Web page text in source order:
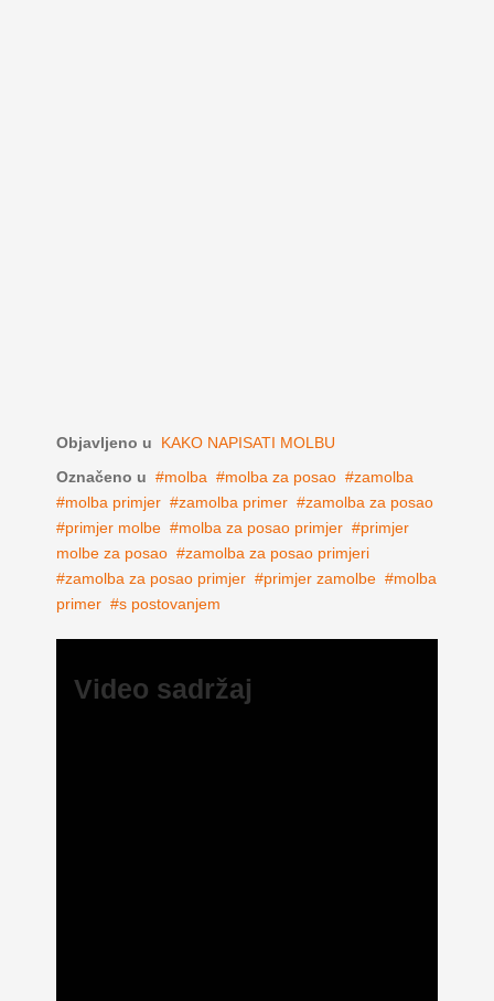
Objavljeno u
KAKO NAPISATI MOLBU
Označeno u
molba molba za posao
zamolba
molba primjer
zamolba primer
zamolba za posao
primjer molbe
molba za posao primjer
primjer
molbe za posao
zamolba za posao primjeri
zamolba za posao primjer
primjer zamolbe
molba
primer
s postovanjem
Video sadržaj